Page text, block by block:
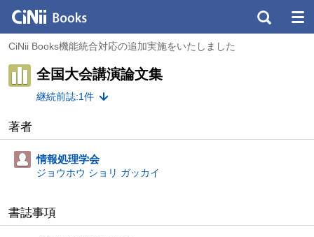
CiNii Books機能統合対応の追加実施をいたしました
全国大会講演論文集
継続前誌:1件
著者
情報処理学会
ジョウホウ ショリ ガッカイ
書誌事項